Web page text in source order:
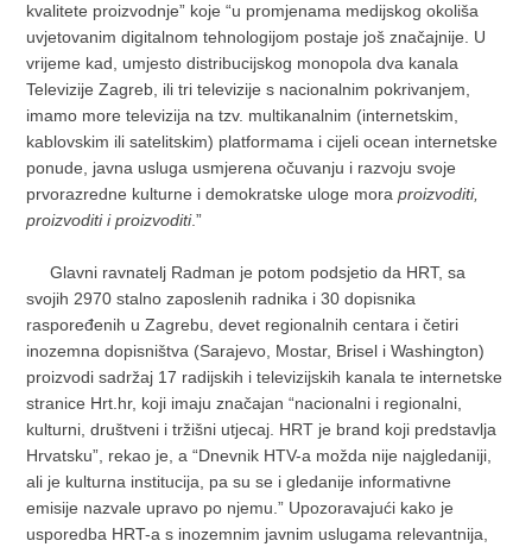
kvalitete proizvodnje” koje “u promjenama medijskog okoliša
uvjetovanim digitalnom tehnologijom postaje još značajnije. U
vrijeme kad, umjesto distribucijskog monopola dva kanala
Televizije Zagreb, ili tri televizije s nacionalnim pokrivanjem,
imamo more televizija na tzv. multikanalnim (internetskim,
kablovskim ili satelitskim) platformama i cijeli ocean internetske
ponude, javna usluga usmjerena očuvanju i razvoju svoje
prvorazredne kulturne i demokratske uloge moraproizvoditi,
proizvoditi i proizvoditi.”
Glavni ravnatelj Radman je potom podsjetio da HRT, sa
svojih 2970 stalno zaposlenih radnika i 30 dopisnika
raspoređenih u Zagrebu, devet regionalnih centara i četiri
inozemna dopisništva (Sarajevo, Mostar, Brisel i Washington)
proizvodi sadržaj 17 radijskih i televizijskih kanala te internetske
stranice Hrt.hr, koji imaju značajan “nacionalni i regionalni,
kulturni, društveni i tržišni utjecaj. HRT je brand koji predstavlja
Hrvatsku”, rekao je, a “Dnevnik HTV-a možda nije najgledaniji,
ali je kulturna institucija, pa su se i gledanije informativne
emisije nazvale upravo po njemu.” Upozoravajući kako je
usporedba HRT-a s inozemnim javnim uslugama relevantnija,